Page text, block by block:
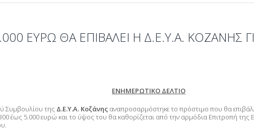
ΕΥΡΏ ΘΑ ΕΠΙΒΆΛΕΙ Η Δ.Ε.Υ.Α. ΚΟΖΆΝΗΣ
ΕΝΗΜΕΡΩΤΙΚΟ ΔΕΛΤΙΟ
Συμβουλίου της Δ.Ε.Υ.Α. Κοζάνης αναπροσαρμόστηκε το πρόστιμο που θα
έως 5.000 ευρώ και το ύψος του θα καθορίζεται από την αρμόδια Επιτροπή της